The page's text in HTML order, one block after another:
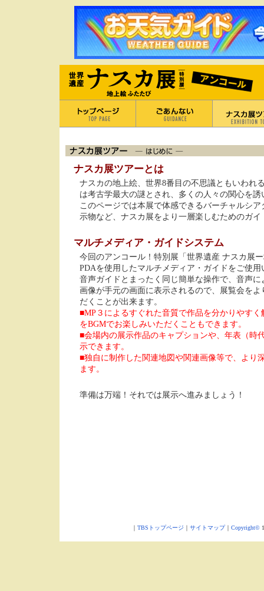
ナスカ展ツアーとは
ナスカの地上絵、世界8番目の不思議ともいわれ
は考古学最大の謎とされ、多くの人々の関心を誘
このページでは本展で体感できるバーチャルシ
示物など、ナスカ展をより一層楽しむためのガイ
マルチメディア・ガイドシステム
今回のアンコール！特別展「世界遺産 ナスカ展
PDAを使用したマルチメディア・ガイドをご使
音声ガイドとまったく同じ簡単な操作で、音声
画像が手元の画面に表示されるので、展覧会を
だくことが出来ます。
■MP３によるすぐれた音質で作品を分かりやす
をBGMでお楽しみいただくこともできます。
■会場内の展示作品のキャプションや、年表（時
示できます。
■独自に制作した関連地図や関連画像等で、より
ます。
準備は万端！それでは展示へ進みましょう！
｜ TBSトップページ ｜ サイトマップ｜ Copyright©